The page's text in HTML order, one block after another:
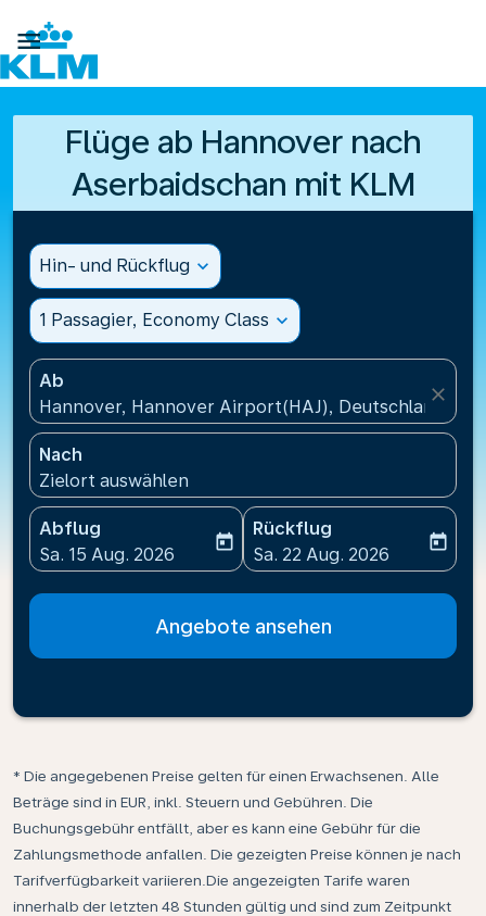

Flüge ab Hannover nach
Aserbaidschan mit KLM
Hin- und Rückflug expand_more
1 Passagier, Economy Class expand_more
Ab
Hannover, Hannover Airport(HAJ), Deutschland
close
Nach
Zielort auswählen
Abflug
fc-booking-departure-date-aria-label
Sa. 15 Aug. 2026
today
Rückflug
fc-booking-return-date-
Sa. 22 Aug. 2026
today
Angebote ansehen
* Die angegebenen Preise gelten für einen Erwachsenen. Alle
Beträge sind in EUR, inkl. Steuern und Gebühren. Die
Buchungsgebühr entfällt, aber es kann eine Gebühr für die
Zahlungsmethode anfallen. Die gezeigten Preise können je nach
Tarifverfügbarkeit variieren.Die angezeigten Tarife waren
innerhalb der letzten 48 Stunden gültig und sind zum Zeitpunkt